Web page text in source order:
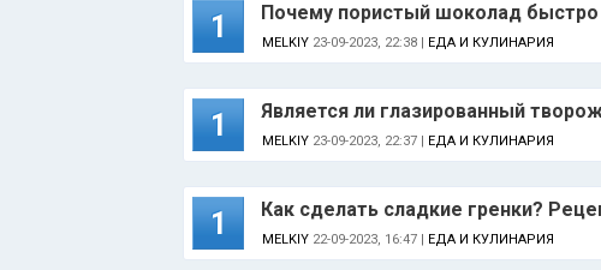
1 Почему пористый шоколад быстро
MELKIY 23-09-2023, 22:38 | ЕДА И КУЛИНАРИЯ
1 Является ли глазированный
MELKIY 23-09-2023, 22:37 | ЕДА И КУЛИНАРИЯ
1 Как сделать сладкие гренки?
MELKIY 22-09-2023, 16:47 | ЕДА И КУЛИНАРИЯ